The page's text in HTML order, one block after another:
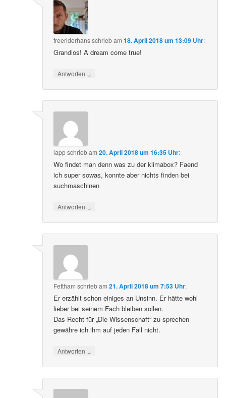
freeriderhansschriebam18. April 2018 um 13:09 Uhr:
Grandios! A dream come true!
Antworten ↓
lappschriebam20. April 2018 um 16:35 Uhr:
Wo findet man denn was zu der klimabox? Faend
ich super sowas, konnte aber nichts finden bei
suchmaschinen
Antworten ↓
Fettham schriebam21. April 2018 um 7:53 Uhr:
Er erzählt schon einiges an Unsinn. Er hätte wohl
lieber bei seinem Fach bleiben sollen.
Das Recht für „Die Wissenschaft“ zu sprechen
gewähre ich ihm auf jeden Fall nicht.
Antworten ↓